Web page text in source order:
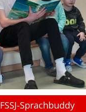
FSSJ-Sprachbuddy